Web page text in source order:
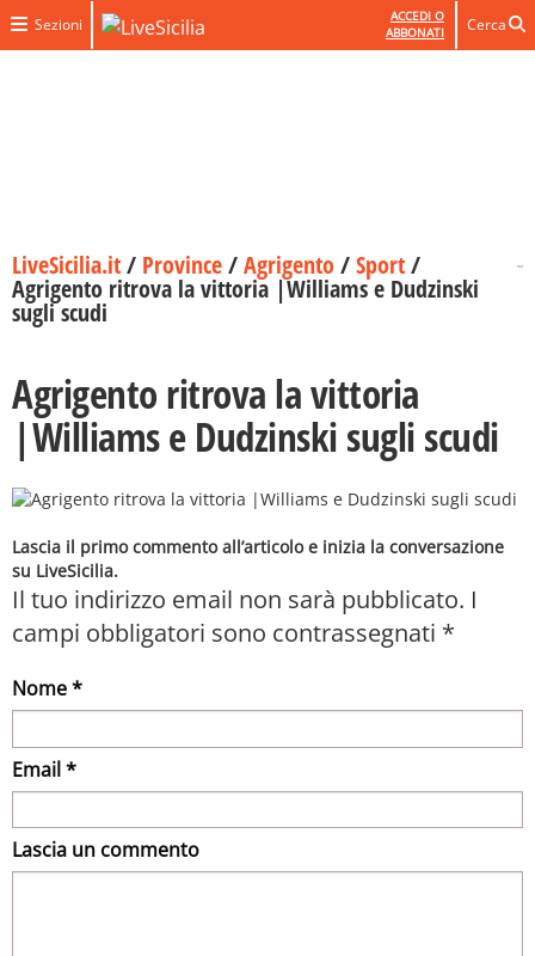
Sezioni
ACCEDI O
ABBONATI
Cerca
LiveSicilia.it/ Province/Agrigento/Sport/
Agrigento ritrova la vittoria |Williams e Dudzinski
sugli scudi
Agrigento ritrova la vittoria
|Williams e Dudzinski sugli scudi
Lascia il primo commento all’articolo e inizia la conversazione
su LiveSicilia.
Il tuo indirizzo email non sarà pubblicato. I
campi obbligatori sono contrassegnati *
Nome *
Email *
Lascia un commento